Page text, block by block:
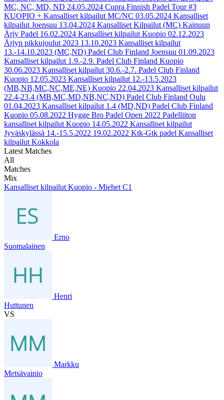
MC, NC, MD, ND 24.05.2024 Cupra Finnish Padel Tour #3
KUOPIO + Kansalliset kilpailut MC/NC 03.05.2024 Kansalliset
kilpailut Joensuu 13.04.2024 Kansalliset Kilpailut (MC) Kainuun
Ärjy Padel 16.02.2024 Kansalliset kilpailut Kuopio 02.12.2023
Ärjyn pikkujoulut 2023 13.10.2023 Kansalliset kilpailut
13.-14.10.2023 (MC,ND) Padel Club Finland Joensuu 01.09.2023
Kansalliset kilpailut 1.9.-2.9. Padel Club Finland Kuopio
30.06.2023 Kansalliset kilpailut 30.6.-2.7. Padel Club Finland
Kuopio 12.05.2023 Kansalliset kilpailut 12.-13.5.2023
(MB,NB,MC,NC,ME,NE) Kuopio 22.04.2023 Kansalliset kilpailut
22.4-23.4 (MB,MC,MD,NB,NC,ND) Padel Club Finland Oulu
01.04.2023 Kansalliset kilpailut 1.4 (MD,ND) Padel Club Finland
Kuopio 05.08.2022 Hygge Bro Padel Open 2022 Padelliiton
kansalliset kilpailut Kuopio 14.05.2022 Kansalliset kilpailut
Jyväskylässä 14.-15.5.2022 19.02.2022 Ktk-Gtk padel Kansalliset
kilpailut Kokkola
Latest Matches
All
Matches
Mix
Kansalliset kilpailut Kuopio - Miehet C1
Erno
Suomalainen
Henri
Huttunen
VS
Markku
Metsävainio